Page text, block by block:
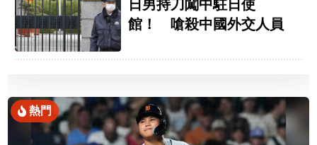
日男持刀闖中駐日使
館！ 嗆殺中國外交人員
熱門